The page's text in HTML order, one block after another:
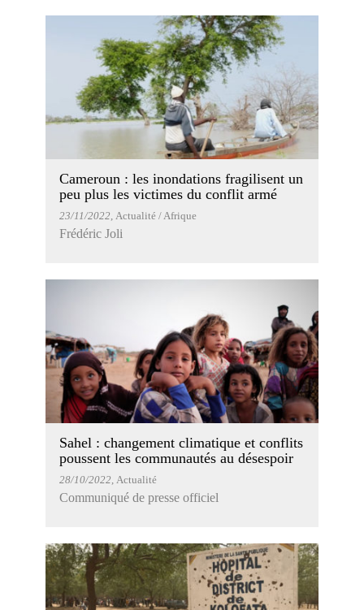
Cameroun : les inondations fragilisent un
peu plus les victimes du conflit armé
23/11/2022, Actualité / Afrique
Frédéric Joli
Sahel : changement climatique et conflits
poussent les communautés au désespoir
28/10/2022, Actualité
Communiqué de presse officiel